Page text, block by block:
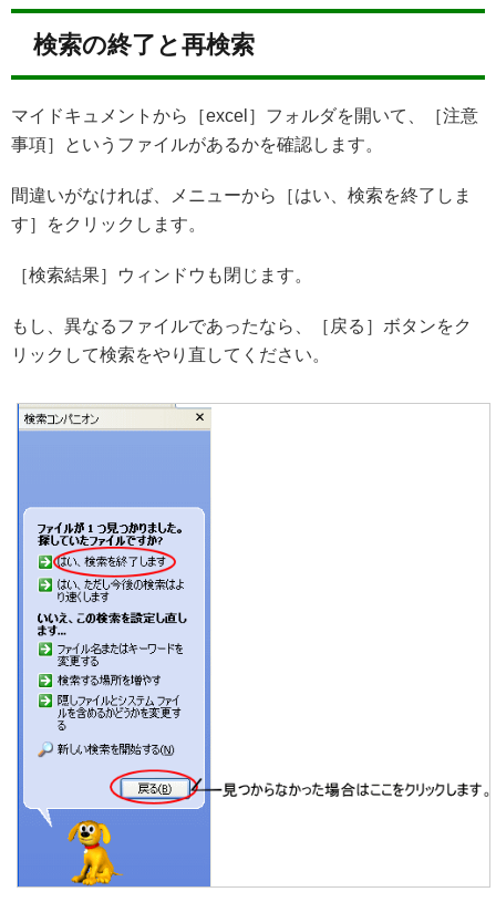
検索の終了と再検索
マイドキュメントから［excel］フォルダを開いて、［注意
事項］というファイルがあるかを確認します。
間違いがなければ、メニューから［はい、検索を終了しま
す］をクリックします。
［検索結果］ウィンドウも閉じます。
もし、異なるファイルであったなら、［戻る］ボタンをク
リックして検索をやり直してください。